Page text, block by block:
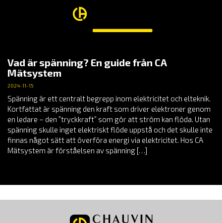
Vad är spänning? En guide från CA
Mätsystem
2024-11-15
Spänning är ett centralt begrepp inom elektricitet och elteknik.
Kortfattat är spänning den kraft som driver elektroner genom
en ledare – den ”tryckkraft” som gör att ström kan flöda. Utan
spänning skulle inget elektriskt flöde uppstå och det skulle inte
finnas något sätt att överföra energi via elektricitet. Hos CA
Mätsystem är förståelsen av spänning […]